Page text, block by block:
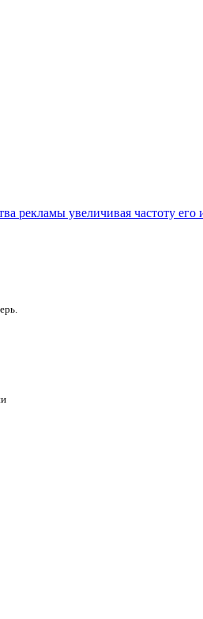
рекламы увеличивая частоту